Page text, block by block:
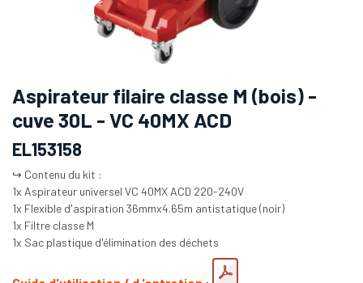
Aspirateur filaire classe M (bois) -
cuve 30L - VC 40MX ACD
EL153158
↪️ Contenu du kit :
1x Aspirateur universel VC 40MX ACD 220-240V
1x Flexible d'aspiration 36mmx4.65m antistatique (noir)
1x Filtre classe M
1x Sac plastique d'élimination des déchets